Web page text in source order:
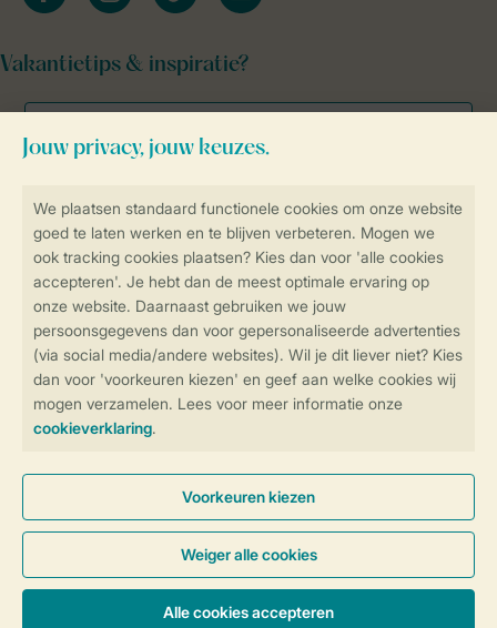
Controle over jouw gegevens &
Instellingen wijzigen
Veilig en snel online boeken
Veilige gegevensoverdracht
Veilige betaling
Vakantietips & inspiratie?
Algemene Voorwaarden Privacy Notice
Cookies en banners
Toegankelijkheid © 2026 Landal